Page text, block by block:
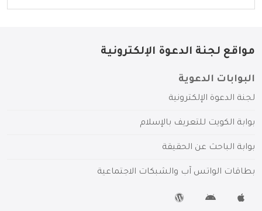
مواقع لجنة الدعوة الإلكترونية
البوابات الدعوية
لجنة الدعوة الإلكترونية
بوابة الكويت للتعريف بالإسلام
بوابة الباحث عن الحقيقة
بطاقات الواتس آب والشبكات الاجتماعية